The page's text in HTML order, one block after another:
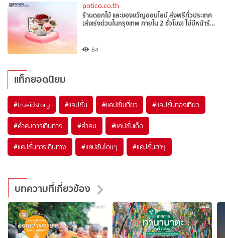
potico.co.th
ร้านดอกไม้ และของขวัญออนไลน์ ส่งฟรีทั่วประเทศ
(ส่งเร่งด่วนในกรุงเทพ ภายใน 2 ชั่วโมง) ไม่มีหน้าร้…
84
แท็กยอดนิยม
#trueidstory #แคปชั่น #แคปชั่นเที่ยว #แคปชั่นท่องเที่ยว
#คำคมการเดินทาง #คำคม #แคปชั่นเด็ด
#แคปชั่นการเดินทาง #แคปชั่นโดนๆ #แคปชั่นฮาๆ
บทความที่เกี่ยวข้อง